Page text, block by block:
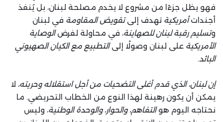
فهو يظل جزءًا من مشروع لا يخدم مصلحة لبنان، بل يُنفذ
أجنداتأمريكية تهدف إلىتقويض المقاومة في لبنان
وتسليم رقبة لبنان للصهاينة، في محاولة لفرضالوصاية
الأمريكية على لبنان وصولًا إلىالتطبيع مع الكيان الصهيوني
البائد.
إن لبنان، الذي قدم أغلى التضحيات من أجل استقلاله وحريته، لا
يمكن أن يكون رهينة لهذا النوع من الخطاب التحريضي. ما
نحتاجه اليوم هوالتفاهم، والحوار، والوحدة الوطنية، وليس